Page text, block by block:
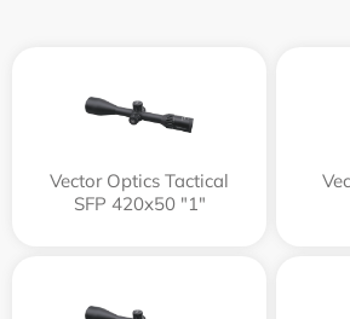
Vector Optics Tactical
SFP 420x50 "1"